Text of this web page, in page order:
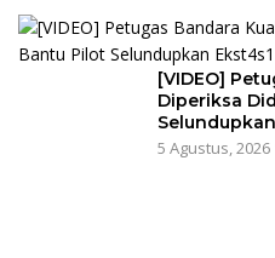
[VIDEO]
Diperiksa
5 Agustus, 2026